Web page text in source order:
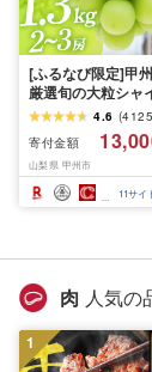
[ふるなび限定]甲
厳選旬の大粒シャ
スカット 約1.3kg 2
房[2026年発送]
(MG)B12-472 FN-
Limited-VO シャイ
スカット フルーツ
4.6 (4125
寄付金額
山梨県 甲州市
11サイ
肉 人気の
1